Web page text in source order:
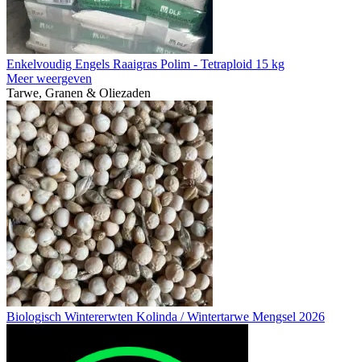
Enkelvoudig Engels Raaigras Polim - Tetraploid 15 kg
Meer weergeven
Tarwe, Granen & Oliezaden
Biologisch Wintererwten Kolinda / Wintertarwe Mengsel 2026